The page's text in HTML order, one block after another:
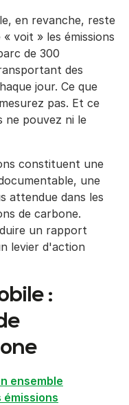
en revanche, reste
voit » les émissions
de 300
des
jour. Ce que
pas. Et ce
ne pouvez ni le
constituent une
une
attendue dans les
de carbone.
un rapport
levier d'action
:
ensemble